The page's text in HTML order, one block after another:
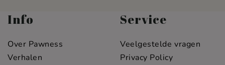
Info
Over Pawness
Verhalen
Service
Veelgestelde vragen
Privacy Policy